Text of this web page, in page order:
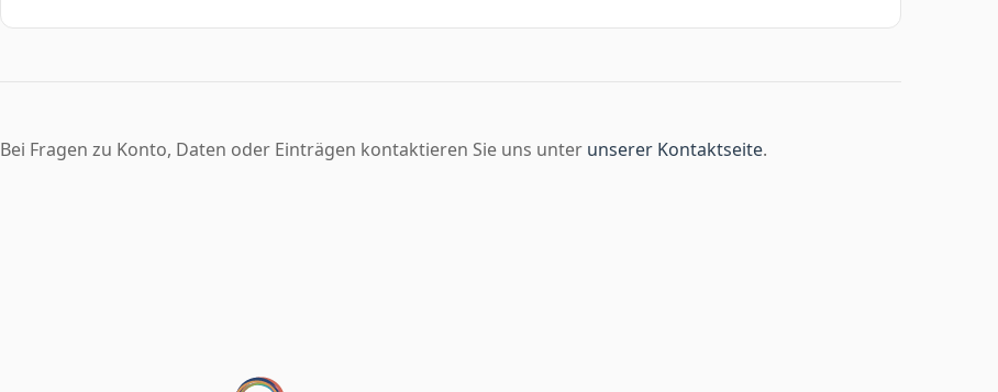
Bei Fragen zu Konto, Daten oder Einträgen kontaktieren Sie uns unter unserer Kontaktseite.